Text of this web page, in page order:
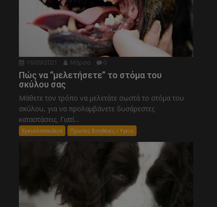
16/09/2021 Μάρσα 0
Πώς να “μελετήσετε” το στόμα του
σκύλου σας
Μάθετε τον τρόπο να μελετάτε σωστά το στόμα του
σκύλου, για να προλαμβάνετε δυσάρεστες
καταστάσεις. Γιατί...
Εγκυκλοπαιδεια Πρωτες Βοηθειες / Υγεια